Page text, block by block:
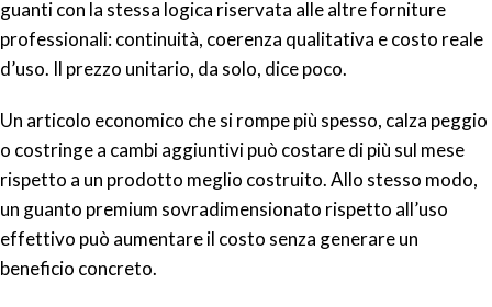
guanti con la stessa logica riservata alle altre forniture
professionali: continuità, coerenza qualitativa e costo reale
d’uso. Il prezzo unitario, da solo, dice poco.
Un articolo economico che si rompe più spesso, calza peggio
o costringe a cambi aggiuntivi può costare di più sul mese
rispetto a un prodotto meglio costruito. Allo stesso modo,
un guanto premium sovradimensionato rispetto all’uso
effettivo può aumentare il costo senza generare un
beneficio concreto.